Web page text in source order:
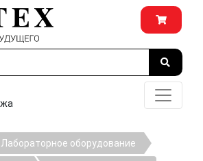
Лабораторное оборудование